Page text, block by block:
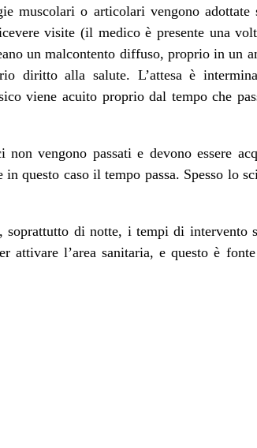
muscolari o articolari vengono
visite (il medico è presente una
un malcontento diffuso, proprio in un
diritto alla salute. L’attesa è
viene acuito proprio dal tempo che
vengono passati e devono essere
questo caso il tempo passa. Spesso lo
soprattutto di notte, i tempi di intervento
attivare l’area sanitaria, e questo è